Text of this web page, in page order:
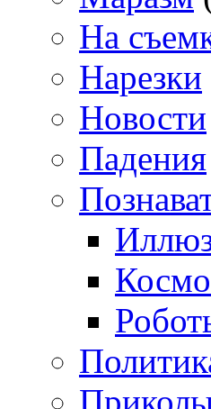
На
Нарезки
Новости
Падения